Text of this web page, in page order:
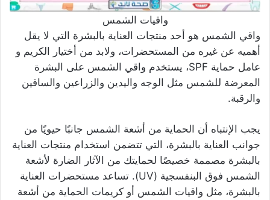
واقيات الشمس
واقي الشمس هو أحد منتجات العناية بالبشرة التي لا يقل
أهميه عن غيره من المستحضرات، ولابد من أختيار الكريم و
عامل حماية SPF، يستخدم واقي الشمس على البشرة
المعرضة للشمس مثل الوجه واليدين والزراعين والساقين
والرقبة.
يجب الإنتباه أن الحماية من أشعة الشمس جانبًا حيويًا من
جوانب العناية بالبشرة، التي تتضمن استخدام منتجات العناية
بالبشرة مصممة خصيصًا لحمايتك من الآثار الضارة لأشعة
الشمس فوق البنفسجية (UV). تساعد مستحضرات العناية
بالبشرة، مثل واقيات الشمس أو كريمات الحماية من أشعة